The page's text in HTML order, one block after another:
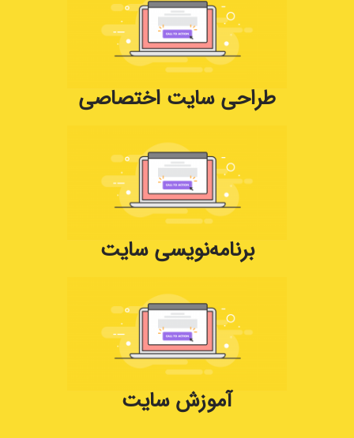
طراحی سایت اختصاصی
برنامه‌نویسی سایت
آموزش سایت